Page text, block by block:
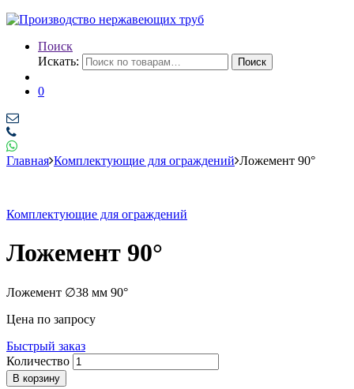
Поиск
Искать:
Поиск
0
Главная Комплектующие для ограждений Ложемент 90°
Комплектующие для ограждений
Ложемент 90°
Ложемент ∅38 мм 90°
Цена по запросу
Быстрый заказ
Количество
В корзину